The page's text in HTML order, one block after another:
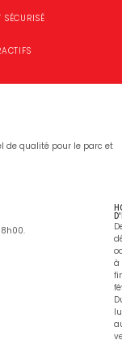
de qualité pour le parc et
à